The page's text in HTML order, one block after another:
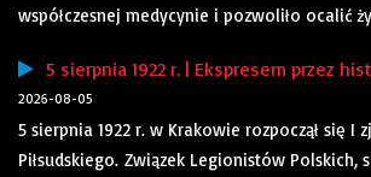
współczesnej medycynie i pozwoliło ocalić
5 sierpnia 1922 r. | Ekspresem przez
2026-08-05
5 sierpnia 1922 r. w Krakowie rozpoczął się I
Piłsudskiego. Związek Legionistów Polskich,